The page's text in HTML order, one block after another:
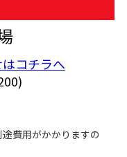
コチラへ
費用がかかりますの